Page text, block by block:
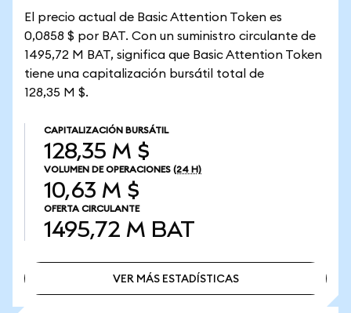
El precio actual de Basic Attention Token es
0,0858 $ por BAT. Con un suministro circulante de
1495,72 M BAT, significa que Basic Attention Token
tiene una capitalización bursátil total de
128,35 M $.
CAPITALIZACIÓN BURSÁTIL
128,35 M $
VOLUMEN DE OPERACIONES (24 H)
10,63 M $
OFERTA CIRCULANTE
1495,72 M BAT
VER MÁS ESTADÍSTICAS